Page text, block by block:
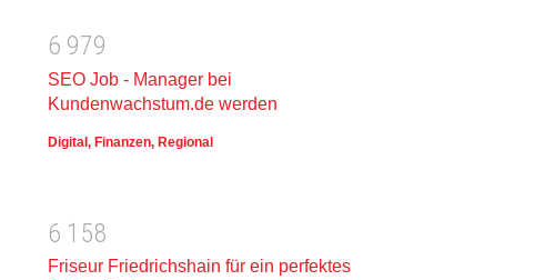
6 979
SEO Job - Manager bei
Kundenwachstum.de werden
Digital , Finanzen, Regional
6 1 58
Friseur Friedrichshain für ein perfektes